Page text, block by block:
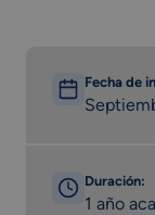
Fecha de
Duración:
1 año